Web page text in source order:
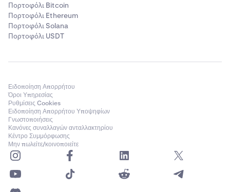
Πορτοφόλι Bitcoin
Πορτοφόλι Ethereum
Πορτοφόλι Solana
Πορτοφόλι USDT
Ειδοποίηση Απορρήτου
Όροι Υπηρεσίας
Ρυθμίσεις Cookies
Ειδοποίηση Απορρήτου Υποψηφίων
Γνωστοποιήσεις
Κανόνες συναλλαγών ανταλλακτηρίου
Κέντρο Συμμόρφωσης
Μην πωλείτε/κοινοποιείτε